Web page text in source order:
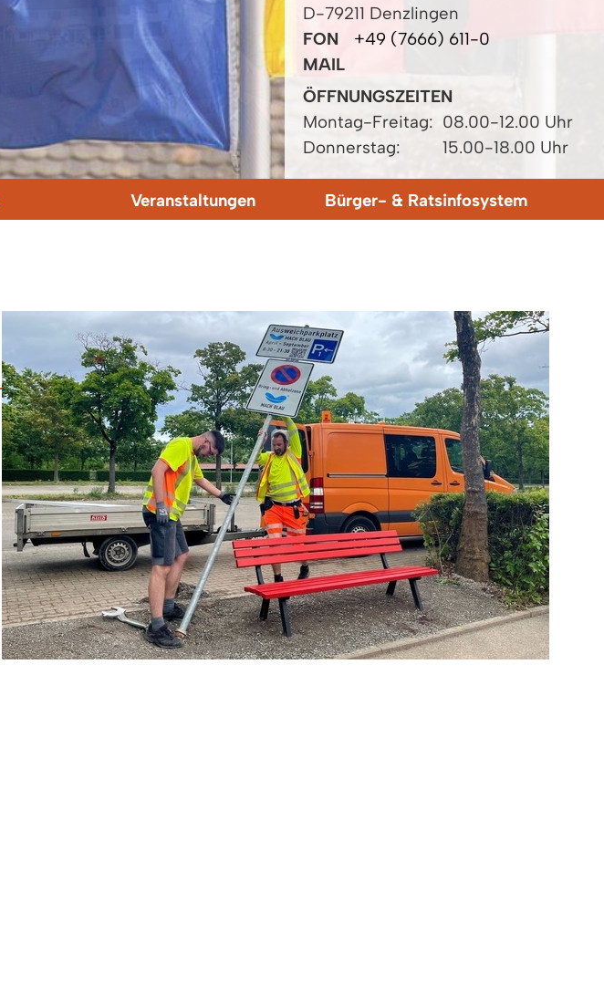
D-79211 Denzlingen
FON
+49 (7666) 611-0
MAIL
ÖFFNUNGSZEITEN
Montag-Freitag: 08.00-12.00 Uhr
Donnerstag:
15.00-18.00 Uhr
Veranstaltungen Bürger- & Ratsinfosystem